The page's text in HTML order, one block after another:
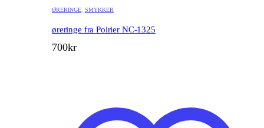
ØRERINGE SMYKKER
øreringe fra Poirier NC-1325
700kr